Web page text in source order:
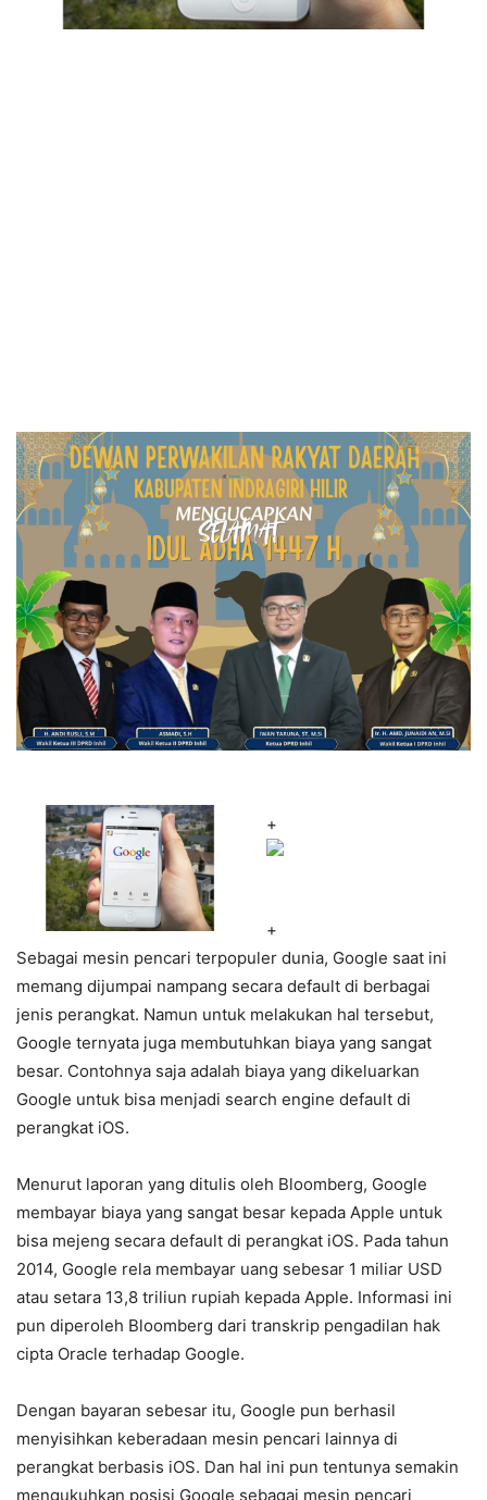
+
+
Sebagai mesin pencari terpopuler dunia, Google saat ini
memang dijumpai nampang secara default di berbagai
jenis perangkat. Namun untuk melakukan hal tersebut,
Google ternyata juga membutuhkan biaya yang sangat
besar. Contohnya saja adalah biaya yang dikeluarkan
Google untuk bisa menjadi search engine default di
perangkat iOS.
Menurut laporan yang ditulis oleh Bloomberg, Google
membayar biaya yang sangat besar kepada Apple untuk
bisa mejeng secara default di perangkat iOS. Pada tahun
2014, Google rela membayar uang sebesar 1 miliar USD
atau setara 13,8 triliun rupiah kepada Apple. Informasi ini
pun diperoleh Bloomberg dari transkrip pengadilan hak
cipta Oracle terhadap Google.
Dengan bayaran sebesar itu, Google pun berhasil
menyisihkan keberadaan mesin pencari lainnya di
perangkat berbasis iOS. Dan hal ini pun tentunya semakin
mengukuhkan posisi Google sebagai mesin pencari